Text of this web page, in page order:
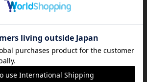
約1時間前 by うらまこ
カードをめくるかパスをするかを決めてパスした
時のカード数字が得点になる...
約2時間前 by mob567
コンセプト